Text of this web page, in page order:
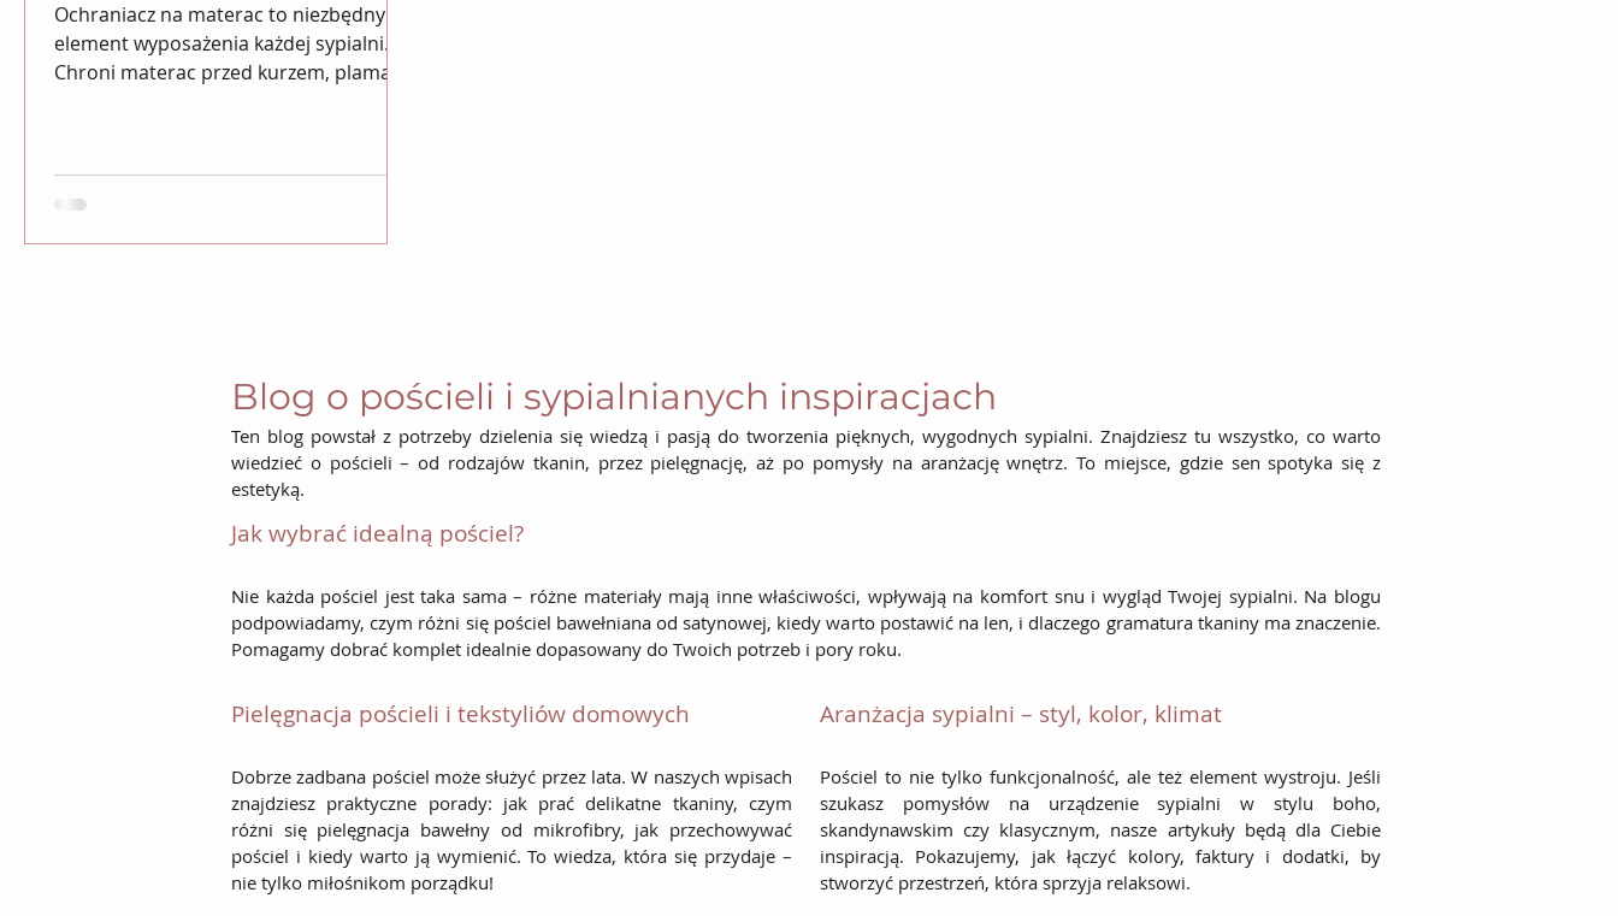
Ochraniacz na materac to niezbędny
element wyposażenia każdej sypialni.
Chroni materac przed kurzem, plamami
Blog o pościeli i sypialnianych inspiracjach
Ten blog powstał z potrzeby dzielenia się wiedzą i pasją do tworzenia pięknych, wygodnych sypialni. Znajdziesz tu wszystko, co warto
wiedzieć o pościeli – od rodzajów tkanin, przez pielęgnację, aż po pomysły na aranżację wnętrz. To miejsce, gdzie sen spotyka się z
estetyką.
Jak wybrać idealną pościel?
Nie każda pościel jest taka sama – różne materiały mają inne właściwości, wpływają na komfort snu i wygląd Twojej sypialni. Na blogu
podpowiadamy, czym różni się pościel bawełniana od satynowej, kiedy warto postawić na len, i dlaczego gramatura tkaniny ma znaczenie.
Pomagamy dobrać komplet idealnie dopasowany do Twoich potrzeb i pory roku.
Pielęgnacja pościeli i tekstyliów domowych
Dobrze zadbana pościel może służyć przez lata. W naszych wpisach
znajdziesz praktyczne porady: jak prać delikatne tkaniny, czym
różni się pielęgnacja bawełny od mikrofibry, jak przechowywać
pościel i kiedy warto ją wymienić. To wiedza, która się przydaje –
nie tylko miłośnikom porządku!
Aranżacja sypialni – styl, kolor, klimat
Pościel to nie tylko funkcjonalność, ale też element wystroju. Jeśli
szukasz pomysłów na urządzenie sypialni w stylu boho,
skandynawskim czy klasycznym, nasze artykuły będą dla Ciebie
inspiracją. Pokazujemy, jak łączyć kolory, faktury i dodatki, by
stworzyć przestrzeń, która sprzyja relaksowi.